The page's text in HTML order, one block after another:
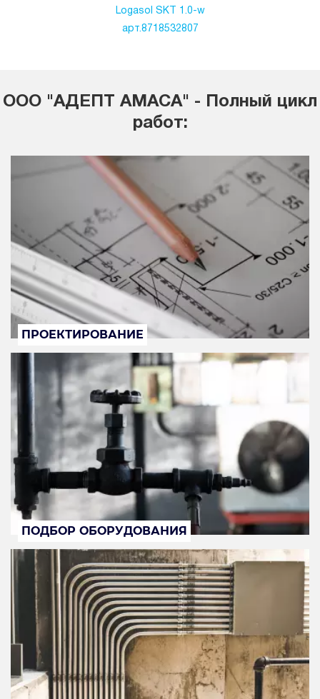
Logasol SKT 1.0-w
арт.8718532807
ООО "АДЕПТ АМАСА" - Полный цикл
работ:
ПРОЕКТИРОВАНИЕ
ПОДБОР ОБОРУДОВАНИЯ